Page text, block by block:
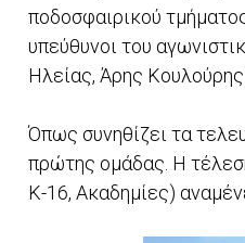
ποδοσφαιρικού
υπεύθυνοι του
Ηλείας, Άρης
Όπως συνηθίζει τα
πρώτης ομάδας. Η
Κ-16, Ακαδημίες)